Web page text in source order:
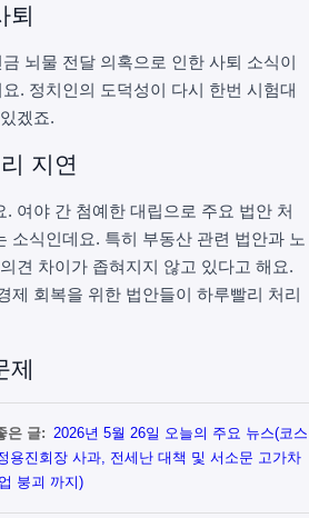
퇴
뇌물 전달 의혹으로 인한 사퇴 소식이
. 정치인의 도덕성이 다시 한번 시험대
겠죠.
지연
여야 간 첨예한 대립으로 주요 법안 처
소식인데요. 특히 부동산 관련 법안과 노
견 차이가 좁혀지지 않고 있다고 해요.
제 회복을 위한 법안들이 하루빨리 처리
제
은 글:
2026년 5월 26일 오늘의 주요 뉴스(코스
용진회장 사과, 전세난 대책 및 서소문 고가차
붕괴 까지)